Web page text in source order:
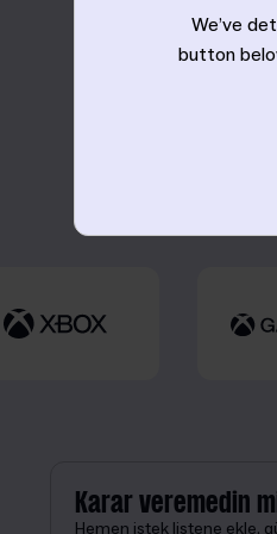
Karar veremedin
Hemen istek listene ekle,
We’ve
button